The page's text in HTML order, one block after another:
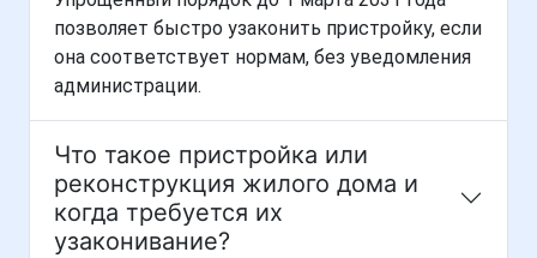
позволяет быстро узаконить пристройку, если
она соответствует нормам, без уведомления
администрации.
Что такое пристройка или
реконструкция жилого дома и
когда требуется их
узаконивание?